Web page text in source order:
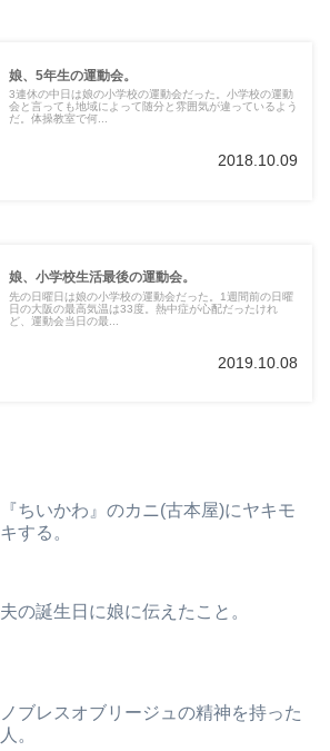
娘、5年生の運動会。
3連休の中日は娘の小学校の運動会だった。小学校の運動
会と言っても地域によって随分と雰囲気が違っているよう
だ。体操教室で何...
2018.10.09
娘、小学校生活最後の運動会。
先の日曜日は娘の小学校の運動会だった。1週間前の日曜
日の大阪の最高気温は33度。熱中症が心配だったけれ
ど、運動会当日の最...
2019.10.08
『ちいかわ』のカニ(古本屋)にヤキモ
キする。
夫の誕生日に娘に伝えたこと。
ノブレスオブリージュの精神を持った
人。